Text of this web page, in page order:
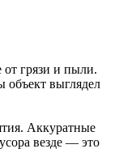
от грязи и пыли.
объект выглядел
Аккуратные
везде — это